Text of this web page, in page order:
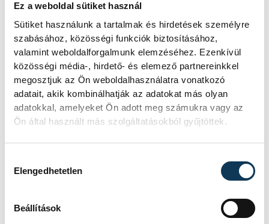
Ez a weboldal sütiket használ
Sütiket használunk a tartalmak és hirdetések személyre
szabásához, közösségi funkciók biztosításához,
valamint weboldalforgalmunk elemzéséhez. Ezenkívül
közösségi média-, hirdető- és elemező partnereinkkel
megosztjuk az Ön weboldalhasználatra vonatkozó
adatait, akik kombinálhatják az adatokat más olyan
adatokkal, amelyeket Ön adott meg számukra vagy az
Ön által használt más szolgáltatásokból gyűjtöttek.
Elengedhetetlen
Beállítások
képességű, „nevenincs” külföldi
futballistákat, kispadoztatva a hazai fiatal,
de még kiforratlan tehetségeket. Igaz,
akkor nem kapja meg a cirka félmilliárd
forintot. Erre szokták mondani, hogy:
valamit valamiért...